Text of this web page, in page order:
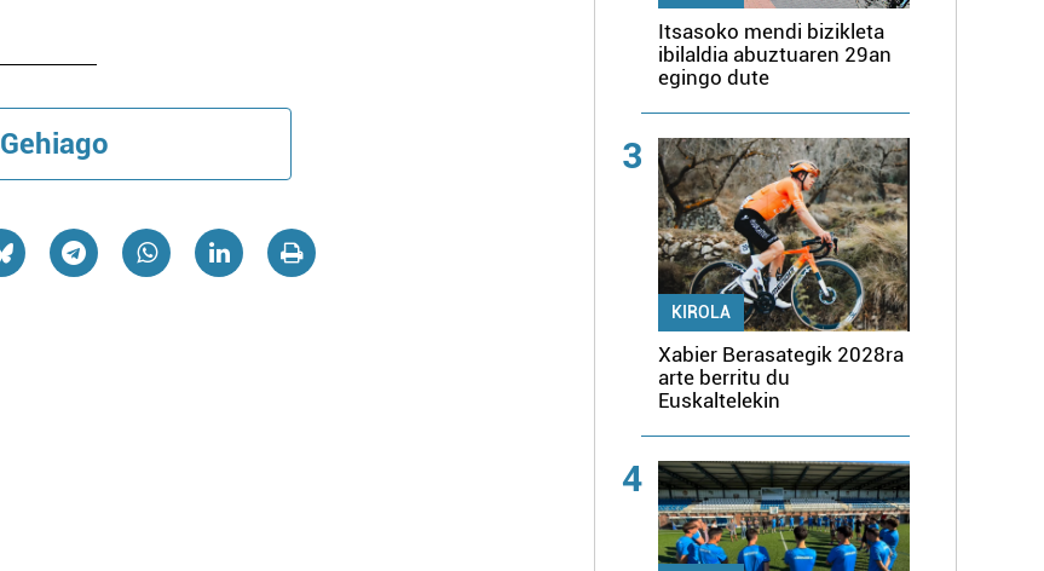
Gehiago
Itsasoko mendi bizikleta
ibilaldia abuztuaren 29an
egingo dute
3
KIROLA
Xabier Berasategik 2028ra
arte berritu du
Euskaltelekin
4